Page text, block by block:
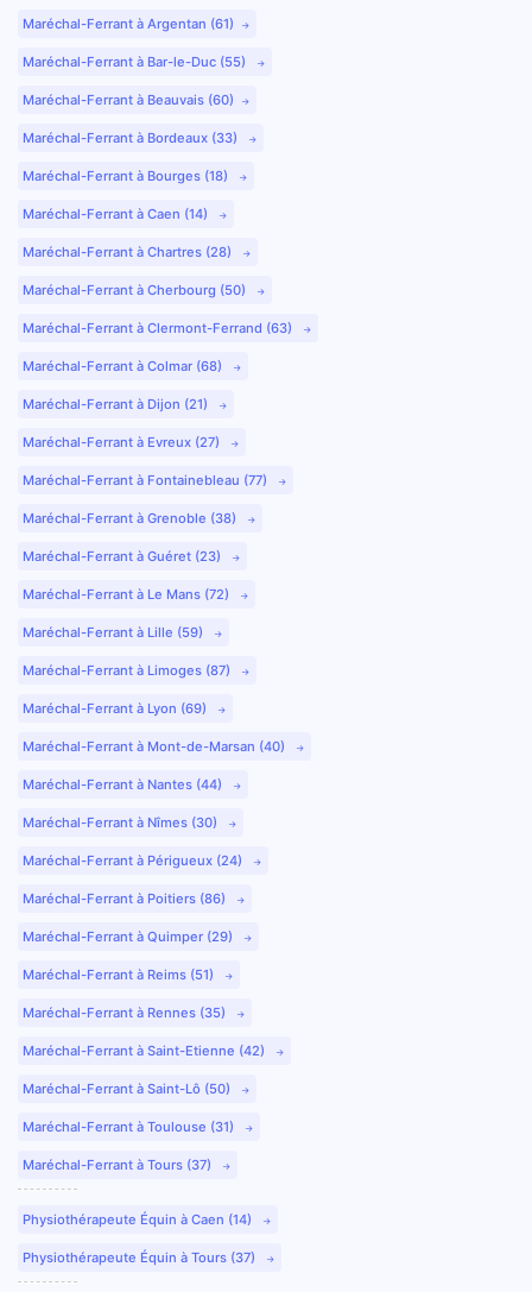
Maréchal-Ferrant à Argentan (61)
Maréchal-Ferrant à Bar-le-Duc (55)
Maréchal-Ferrant à Beauvais (60)
Maréchal-Ferrant à Bordeaux (33)
Maréchal-Ferrant à Bourges (18)
Maréchal-Ferrant à Caen (14)
Maréchal-Ferrant à Chartres (28)
Maréchal-Ferrant à Cherbourg (50)
Maréchal-Ferrant à Clermont-Ferrand (63)
Maréchal-Ferrant à Colmar (68)
Maréchal-Ferrant à Dijon (21)
Maréchal-Ferrant à Evreux (27)
Maréchal-Ferrant à Fontainebleau (77)
Maréchal-Ferrant à Grenoble (38)
Maréchal-Ferrant à Guéret (23)
Maréchal-Ferrant à Le Mans (72)
Maréchal-Ferrant à Lille (59)
Maréchal-Ferrant à Limoges (87)
Maréchal-Ferrant à Lyon (69)
Maréchal-Ferrant à Mont-de-Marsan (40)
Maréchal-Ferrant à Nantes (44)
Maréchal-Ferrant à Nîmes (30)
Maréchal-Ferrant à Périgueux (24)
Maréchal-Ferrant à Poitiers (86)
Maréchal-Ferrant à Quimper (29)
Maréchal-Ferrant à Reims (51)
Maréchal-Ferrant à Rennes (35)
Maréchal-Ferrant à Saint-Etienne (42)
Maréchal-Ferrant à Saint-Lô (50)
Maréchal-Ferrant à Toulouse (31)
Maréchal-Ferrant à Tours (37)
Physiothérapeute Équin à Caen (14)
Physiothérapeute Équin à Tours (37)